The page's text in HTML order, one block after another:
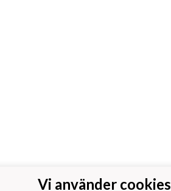
Vi använder cookies